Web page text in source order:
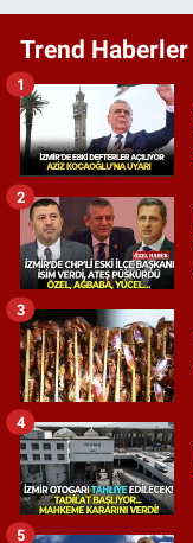
Trend Haberler
1
2
3
4
5